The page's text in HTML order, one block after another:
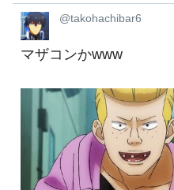
@takohachibar6
マザコンかwww